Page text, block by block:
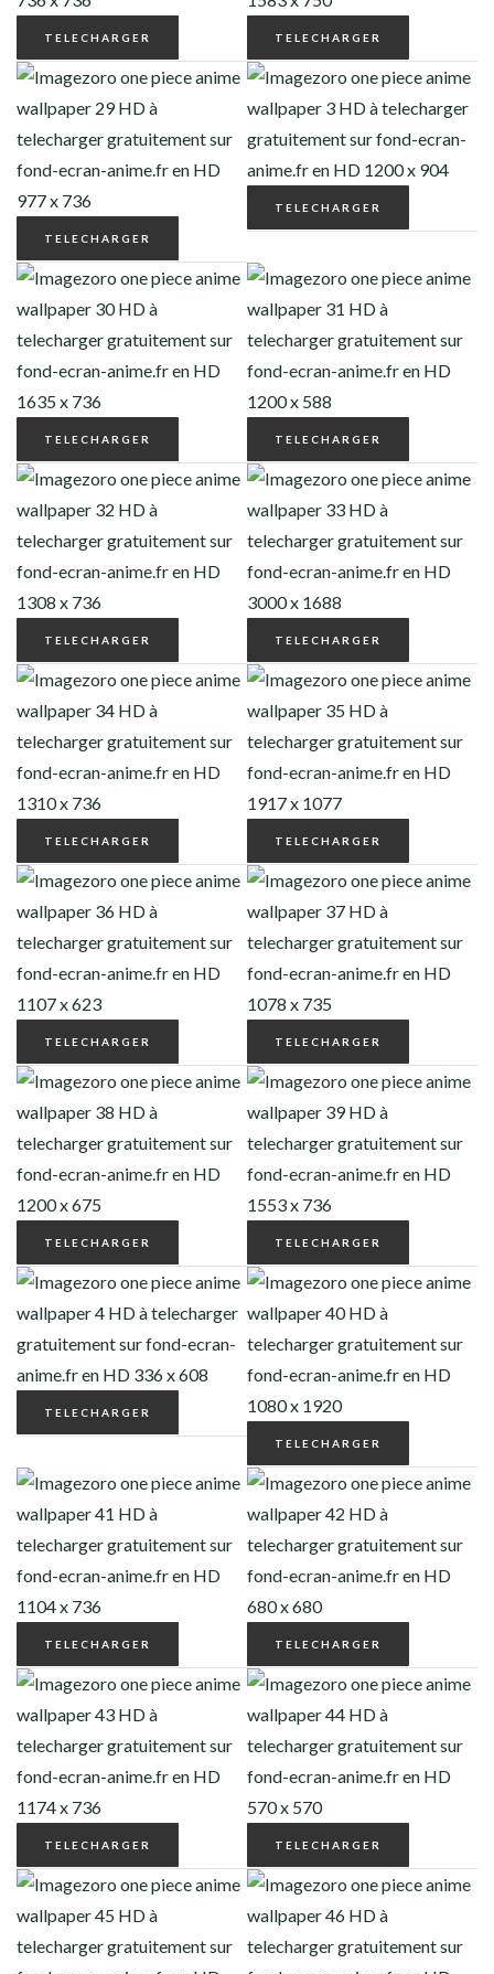
TELECHARGER TELECHARGER
TELECHARGER
TELECHARGER
TELECHARGER TELECHARGER
TELECHARGER TELECHARGER
TELECHARGER TELECHARGER
TELECHARGER TELECHARGER
TELECHARGER TELECHARGER
TELECHARGER
TELECHARGER
TELECHARGER TELECHARGER
TELECHARGER TELECHARGER